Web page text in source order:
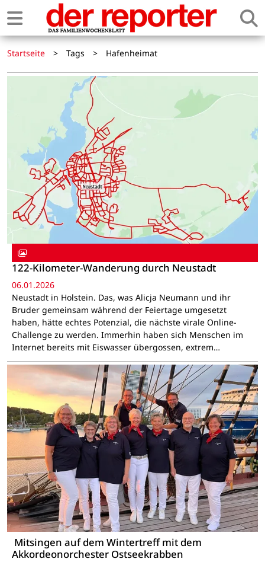
Startseite > Tags > Hafenheimat
122-Kilometer-Wanderung durch Neustadt
06.01.2026
Neustadt in Holstein. Das, was Alicja Neumann und ihr
Bruder gemeinsam während der Feiertage umgesetzt
haben, hätte echtes Potenzial, die nächste virale Online-
Challenge zu werden. Immerhin haben sich Menschen im
Internet bereits mit Eiswasser übergossen, extrem…
Mitsingen auf dem Wintertreff mit dem
Akkordeonorchester Ostseekrabben